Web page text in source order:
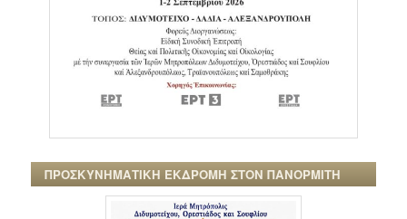
ΠΡΟΣΚΥΝΗΜΑΤΙΚΗ ΕΚΔΡΟΜΗ ΣΤΟΝ ΠΑΝΟΡΜΙΤΗ